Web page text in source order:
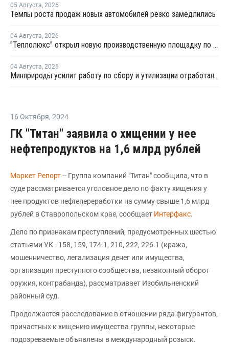
05 Августа, 2026
Темпы роста продаж новых автомобилей резко замедлились
04 Августа, 2026
"Теплолюкс" открыл новую производственную площадку по выпуску инженерных систем
04 Августа, 2026
Минприроды усилит работу по сбору и утилизации отработанных шин
16 Октября, 2024
ГК "Титан" заявила о хищении у нее
нефтепродуктов на 1,6 млрд рублей
Маркет Репорт-- Группа компаний "Титан" сообщила, что в
суде рассматривается уголовное дело по факту хищения у
нее продуктов нефтепереработки на сумму свыше 1,6 млрд
рублей в Ставропольском крае, сообщает Интерфакс.
Дело по признакам преступлений, предусмотренных шестью
статьями УК - 158, 159, 174.1, 210, 222, 226.1 (кража,
мошенничество, легализация денег или имущества,
организация преступного сообщества, незаконный оборот
оружия, контрабанда), рассматривает Изобильненский
районный суд.
Продолжается расследование в отношении ряда фигурантов,
причастных к хищению имущества группы, некоторые
подозреваемые объявлены в международный розыск.